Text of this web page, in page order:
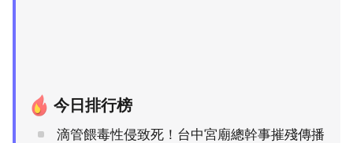
今日排行榜
滴管餵毒性侵致死！台中宮廟總幹事摧殘傳播